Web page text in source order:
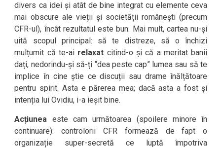
divers ca idei și atât de bine integrat cu elemente ceva
mai obscure ale vieții și societății românești (precum
CFR-ul), încât rezultatul este bun. Mai mult, cartea nu-și
uită scopul principal: să te distreze, să o închizi
mulțumit că te-ai relaxat citind-o și că a meritat banii
dați, nedorindu-și să-ți “dea peste cap” lumea sau să te
implice în cine știe ce discuții sau drame înălțătoare
pentru spirit. Asta e părerea mea; dacă asta a fost și
intenția lui Ovidiu, i-a ieșit bine.
Acțiunea este cam următoarea (spoilere minore în
continuare): controlorii CFR formează de fapt o
organizație super-secretă ce luptă împotriva